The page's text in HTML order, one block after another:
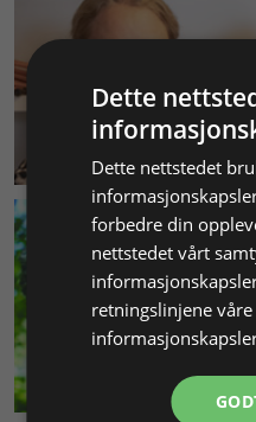
MILJØ &
Dette
Dette nettstedet
forbedre din
nettstedet vårt
retningslinjene